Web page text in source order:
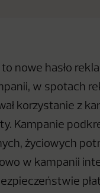
nowe hasło
w spotach
korzystanie z
Kampanie
życiowych
w kampanii